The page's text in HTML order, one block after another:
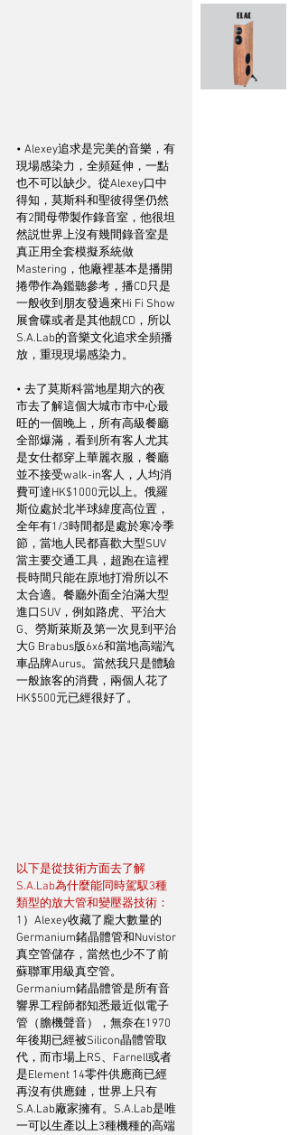
• Alexey追求是完美的音樂，有
現場感染力，全頻延伸，一點
也不可以缺少。從Alexey口中
得知，莫斯科和聖彼得堡仍然
有2間母帶製作錄音室，他很坦
然説世界上沒有幾間錄音室是
真正用全套模擬系統做
Mastering，他廠裡基本是播開
捲帶作為鑑聽參考，播CD只是
一般收到朋友發過來Hi Fi Show
展會碟或者是其他靚CD，所以
S.A.Lab的音樂文化追求全頻播
放，重現現場感染力。
• 去了莫斯科當地星期六的夜
市去了解這個大城市市中心最
旺的一個晚上，所有高級餐廳
全部爆滿，看到所有客人尤其
是女仕都穿上華麗衣服，餐廳
並不接受walk-in客人，人均消
費可達HK$1000元以上。俄羅
斯位處於北半球緯度高位置，
全年有1/3時間都是處於寒冷季
節，當地人民都喜歡大型SUV
當主要交通工具，超跑在這裡
長時間只能在原地打滑所以不
太合適。餐廳外面全泊滿大型
進口SUV，例如路虎、平治大
G、勞斯萊斯及第一次見到平治
大G Brabus版6x6和當地高端汽
車品牌Aurus。當然我只是體驗
一般旅客的消費，兩個人花了
HK$500元已經很好了。
以下是從技術方面去了解
S.A.Lab為什麼能同時駕馭3種
類型的放大管和變壓器技術：
1）Alexey收藏了龐大數量的
Germanium鍺晶體管和Nuvistor
真空管儲存，當然也少不了前
蘇聯軍用級真空管。
Germanium鍺晶體管是所有音
響界工程師都知悉最近似電子
管（膽機聲音），無奈在1970
年後期已經被Silicon晶體管取
代，而市場上RS、Farnell或者
是Element 14零件供應商已經
再沒有供應鏈，世界上只有
S.A.Lab廠家擁有。S.A.Lab是唯
一可以生產以上3種機種的高端